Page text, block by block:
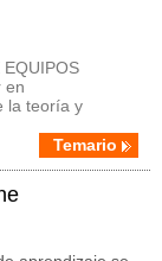
en
la teoría y
Temario